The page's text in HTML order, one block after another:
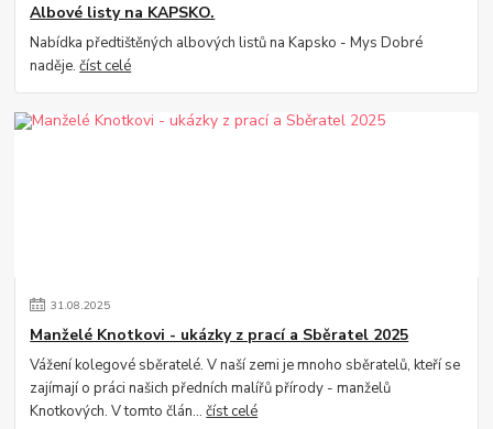
Albové listy na KAPSKO.
Nabídka předtištěných albových listů na Kapsko - Mys Dobré
naděje.číst celé
31.08.2025
Manželé Knotkovi - ukázky z prací a Sběratel 2025
Vážení kolegové sběratelé. V naší zemi je mnoho sběratelů, kteří se
zajímají o práci našich předních malířů přírody - manželů
Knotkových. V tomto člán...číst celé